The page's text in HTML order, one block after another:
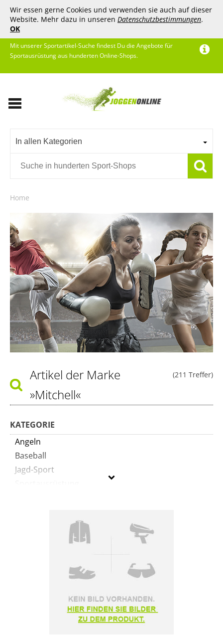
Wir essen gerne Cookies und verwenden sie auch auf dieser
Website. Mehr dazu in unseren Datenschutzbestimmungen.
OK
Mit unserer Sportartikel-Suche findest Du die Angebote für
Sportausrüstung aus hunderten Online-Shops.
In allen Kategorien
Home
(211 Treffer)
Artikel der Marke
»Mitchell«
KATEGORIE
Angeln
Baseball
Jagd-Sport